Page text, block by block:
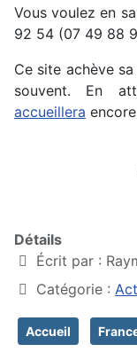
Vous voulez en
92 54 (07 49 88
Ce site achève
souvent. En
accueillera
Détails
Écrit par :
Catégorie :
Accueil